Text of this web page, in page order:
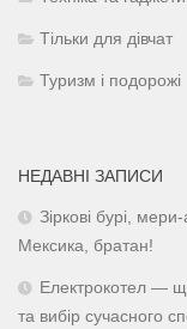
Тільки для дівчат
Туризм і подорожі
НЕДАВНІ ЗАПИСИ
Зіркові бурі,
Мексика, братан!
Електрокотел —
та вибір сучасного